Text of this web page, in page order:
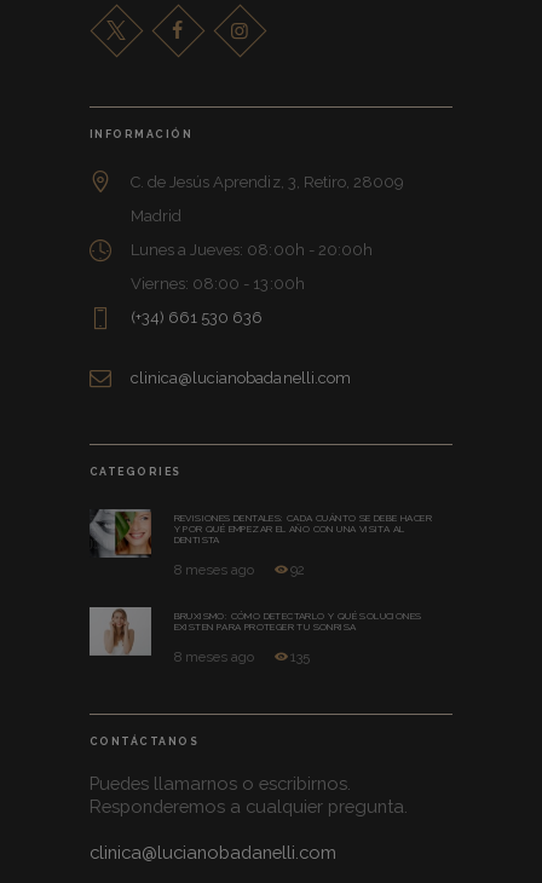
INFORMACIÓN
C. de Jesús Aprendiz, 3, Retiro, 28009
Madrid
Lunes a Jueves: 08:00h - 20:00h
Viernes: 08:00 - 13:00h
(+34) 661 530 636
clinica@lucianobadanelli.com
CATEGORIES
REVISIONES DENTALES: CADA CUÁNTO SE DEBE HACER
Y POR QUÉ EMPEZAR EL AÑO CON UNA VISITA AL
DENTISTA
8 meses ago 92
BRUXISMO: CÓMO DETECTARLO Y QUÉ SOLUCIONES
EXISTEN PARA PROTEGER TU SONRISA
8 meses ago 135
CONTÁCTANOS
Puedes llamarnos o escribirnos.
Responderemos a cualquier pregunta.
clinica@lucianobadanelli.com